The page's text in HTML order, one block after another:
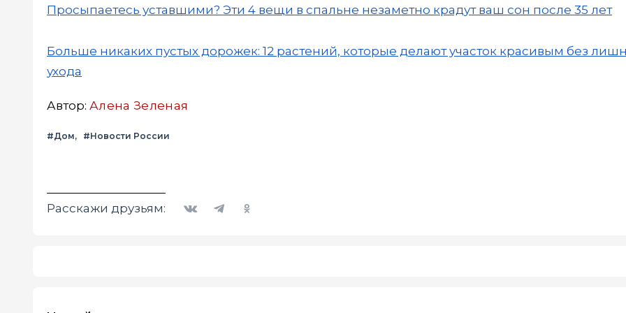
Просыпаетесь уставшими? Эти 4 вещи в спальне незаметно крадут ваш сон после 35 лет
Больше никаких пустых дорожек: 12 растений, которые делают участок красивым без
ухода
Автор: Алена Зеленая
#Дом #Новости России
Расскажи друзьям: